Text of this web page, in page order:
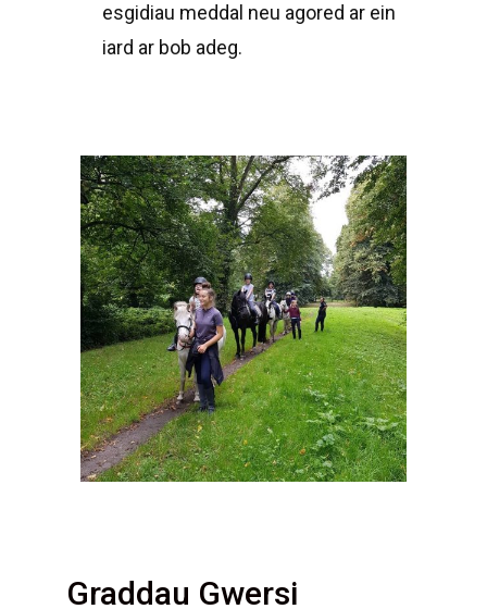
esgidiau meddal neu agored ar ein
iard ar bob adeg.
Graddau Gwersi